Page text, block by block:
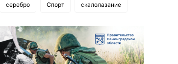
серебро Спорт скалолазание